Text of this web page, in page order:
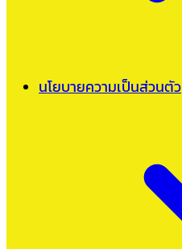
นโยบายความเป็นส่วนตัว